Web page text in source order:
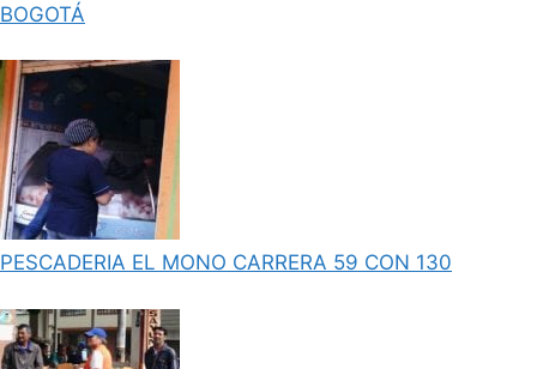
BOGOTÁ
PESCADERIA EL MONO CARRERA 59 CON 130